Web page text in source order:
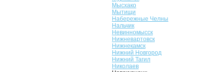
Мысхако
Мытищи
Набережные Челны
Нальчик
Невинномысск
Нижневартовск
Нижнекамск
Нижний Новгород
Нижний Тагил
Николаев